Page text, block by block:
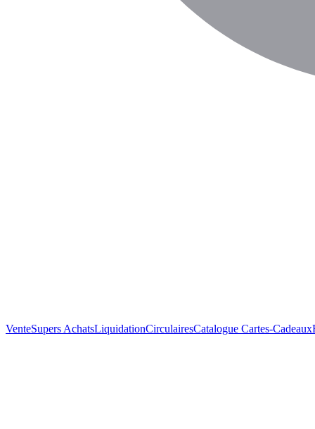
VenteSupers AchatsLiquidationCirculairesCatalogue Cartes-Cadeaux